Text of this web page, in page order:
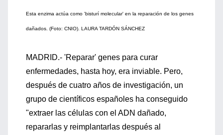
Esta enzima actúa como 'bisturí molecular' en la reparación de los genes
dañados. (Foto: CNIO). LAURA TARDÓN SÁNCHEZ
MADRID.- 'Reparar' genes para curar
enfermedades, hasta hoy, era inviable. Pero,
después de cuatro años de investigación, un
grupo de científicos españoles ha conseguido
"extraer las células con el ADN dañado,
repararlas y reimplantarlas después al